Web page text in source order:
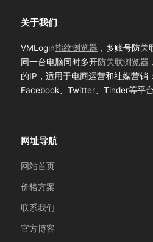
关于我们
VMLogin指纹浏览器 ，多账号防关
同一台电脑同时多开防关联浏览器
的IP，适用于电商运营和社媒营销
Facebook、Twitter、Tinder等平台
网址导航
网站首页
价格方案
联系我们
官方博客